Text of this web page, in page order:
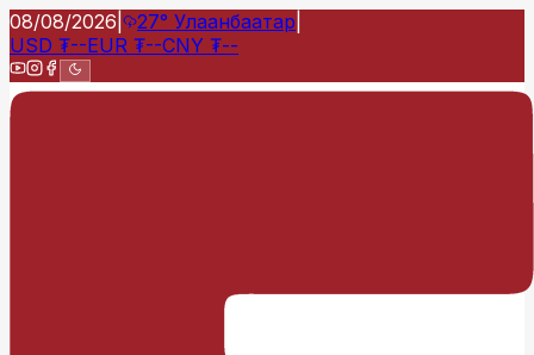
08/08/2026 27° Улаанбаатар
USD ₮--EUR ₮--CNY ₮--